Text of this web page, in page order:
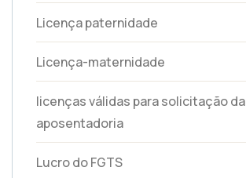
Licença paternidade
Licença-maternidade
licenças válidas para solicitação da
aposentadoria
Lucro do FGTS